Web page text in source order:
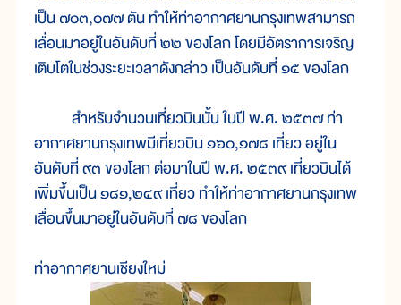
เป็น ๗๐๓,๐๗๗ ตัน ทำให้ท่าอากาศยานกรุงเทพสามารถ
เลื่อนมาอยู่ในอันดับที่ ๒๒ ของโลก โดยมีอัตราการเจริญ
เติบโตในช่วงระยะเวลาดังกล่าว เป็นอันดับที่ ๑๕ ของโลก
สำหรับจำนวนเที่ยวบินนั้น ในปี พ.ศ. ๒๕๓๗ ท่า
อากาศยานกรุงเทพมีเที่ยวบิน ๑๖๐,๑๗๘ เที่ยว อยู่ใน
อันดับที่ ๙๓ ของโลก ต่อมาในปี พ.ศ. ๒๕๓๙ เที่ยวบินได้
เพิ่มขึ้นเป็น ๑๘๑,๒๔๙ เที่ยว ทำให้ท่าอากาศยานกรุงเทพ
เลื่อนขึ้นมาอยู่ในอันดับที่ ๗๘ ของโลก
ท่าอากาศยานเชียงใหม่